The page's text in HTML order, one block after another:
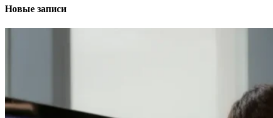
Новые записи